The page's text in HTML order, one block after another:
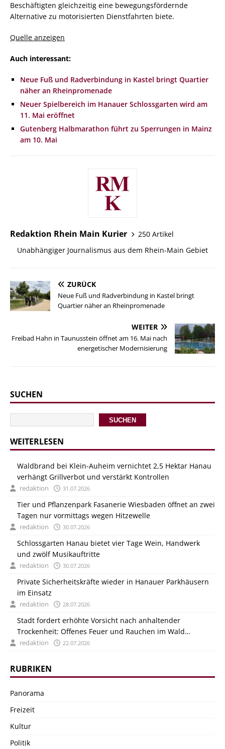
Beschäftigten gleichzeitig eine bewegungsfördernde
Alternative zu motorisierten Dienstfahrten biete.
Quelle anzeigen
Auch interessant:
Neue Fuß und Radverbindung in Kastel bringt Quartier
näher an Rheinpromenade
Neuer Spielbereich im Hanauer Schlossgarten wird am
11. Mai eröffnet
Gutenberg Halbmarathon führt zu Sperrungen in Mainz
am 10. Mai
Redaktion Rhein Main Kurier
250 Artikel
Unabhängiger Journalismus aus dem Rhein-Main Gebiet
ZURÜCK
Neue Fuß und Radverbindung in Kastel bringt
Quartier näher an Rheinpromenade
WEITER
Freibad Hahn in Taunusstein öffnet am 16. Mai nach
energetischer Modernisierung
SUCHEN
SUCHEN
WEITERLESEN
Waldbrand bei Klein-Auheim vernichtet 2,5 Hektar Hanau
verhängt Grillverbot und verstärkt Kontrollen
redaktion 31.07.2026
Tier und Pflanzenpark Fasanerie Wiesbaden öffnet an zwei
Tagen nur vormittags wegen Hitzewelle
redaktion 30.07.2026
Schlossgarten Hanau bietet vier Tage Wein, Handwerk
und zwölf Musikauftritte
redaktion 30.07.2026
Private Sicherheitskräfte wieder in Hanauer Parkhäusern
im Einsatz
redaktion 28.07.2026
Stadt fordert erhöhte Vorsicht nach anhaltender
Trockenheit: Offenes Feuer und Rauchen im Wald
verboten
redaktion 22.07.2026
RUBRIKEN
Panorama
Freizeit
Kultur
Politik